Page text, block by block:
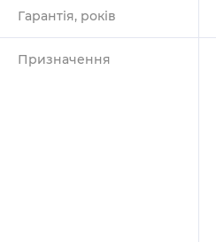
Гарантія, років
Призначення